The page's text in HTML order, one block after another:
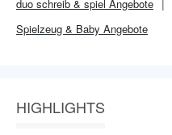
duo schreib & spiel Angebote
Spielzeug & Baby Angebote
HIGHLIGHTS